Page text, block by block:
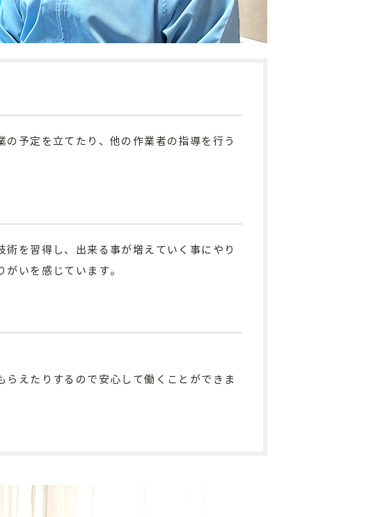
予定を立てたり、他の作業者の指導を行う
を習得し、出来る事が増えていく事にやり
いを感じています。
えたりするので安心して働くことができま